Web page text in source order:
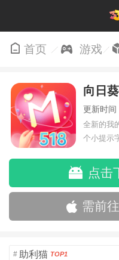
首页 游戏
向日
更新时间
全新的我
个小提示
点击
需前
# 助利猫 TOP1